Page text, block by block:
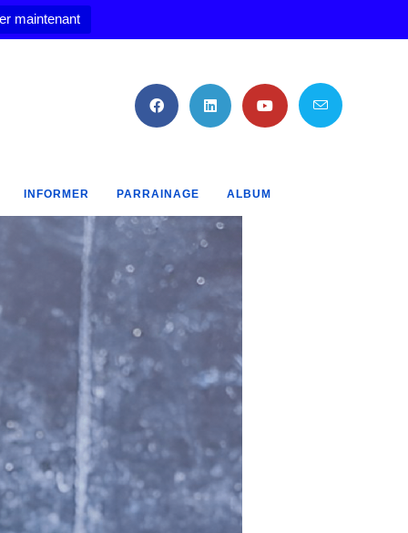
maintenant
INFORMER PARRAINAGE ALBUM